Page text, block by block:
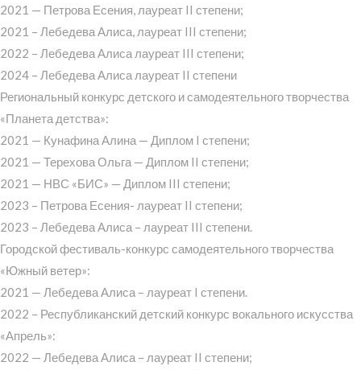
2021 — Петрова Есения, лауреат II степени;
2021 – Лебедева Алиса, лауреат III степени;
2022 – Лебедева Алиса лауреат III степени;
2024 – Лебедева Алиса лауреат II степени
Региональный конкурс детского и самодеятельного творчества
«Планета детства»:
2021 — Кунафина Алина — Диплом I степени;
2021 — Терехова Ольга — Диплом II степени;
2021 — НВС «БИС» — Диплом III степени;
2023 – Петрова Есения- лауреат II степени;
2023 – Лебедева Алиса – лауреат III степени.
Городской фестиваль-конкурс самодеятельного творчества
«Южный ветер»:
2021 — Лебедева Алиса – лауреат I степени.
2022 – Республиканский детский конкурс вокального искусства
«Апрель»:
2022 — Лебедева Алиса – лауреат II степени;